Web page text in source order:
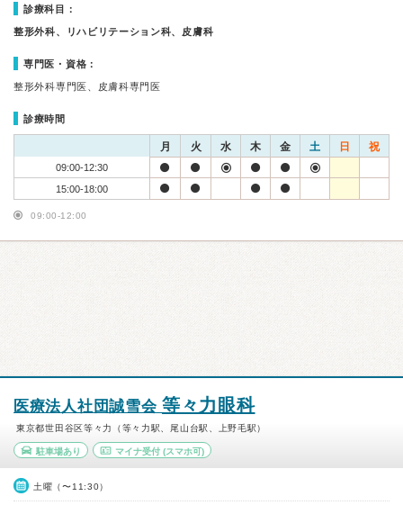
診療科目：
整形外科、リハビリテーション科、皮膚科
専門医・資格：
整形外科専門医、皮膚科専門医
診療時間
月 火 水 木 金 土 日 祝
09:00-12:30
15:00-18:00
09:00-12:00
医療法人社団誠雪会 等々力眼科
東京都世田谷区等々力（等々力駅、尾山台駅、上野毛駅）
駐車場あり マイナ受付(スマホ可)
土曜（〜11:30）